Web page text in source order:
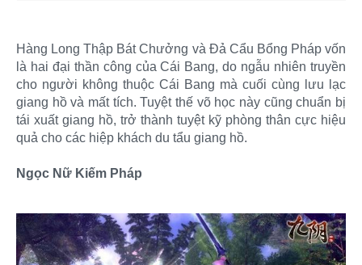
Hàng Long Thập Bát Chưởng và Đả Cẩu Bổng Pháp vốn
là hai đại thần công của Cái Bang, do ngẫu nhiên truyền
cho người không thuộc Cái Bang mà cuối cùng lưu lạc
giang hồ và mất tích. Tuyệt thế võ học này cũng chuẩn bị
tái xuất giang hồ, trở thành tuyệt kỹ phòng thân cực hiệu
quả cho các hiệp khách du tẩu giang hồ.
Ngọc Nữ Kiếm Pháp